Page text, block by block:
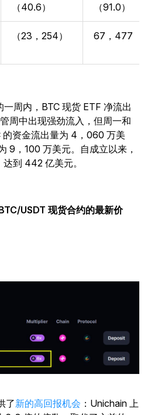
（40.6） （91.0）
（23，254） 67，477
周内，BTC 现货 ETF 净流出
周中出现强劲流入，但周一和
的资金流出量为 4，060 万美
9，100 万美元。自成立以来，
到 442 亿美元。
USDT 现货合约的最新价
了新的高回报机会 ：Unichain 上